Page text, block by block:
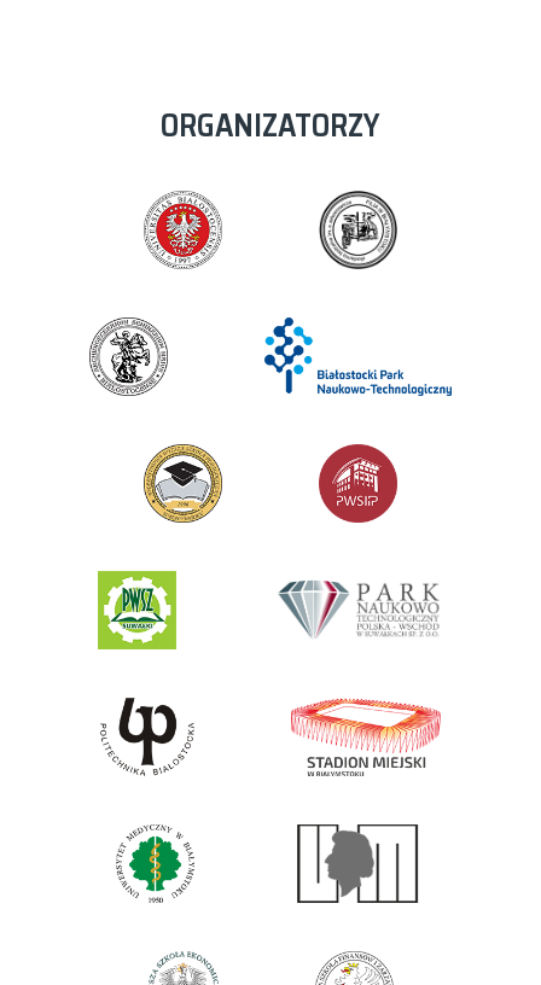
ORGANIZATORZY